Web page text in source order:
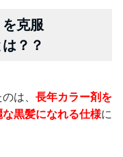
を克服
？？
は、 長年カラー剤を
黒髪になれる仕様に